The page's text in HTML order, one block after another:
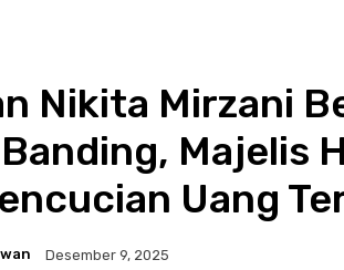
Nikita Mirzani
Majelis
Uang
Desember 9, 2025